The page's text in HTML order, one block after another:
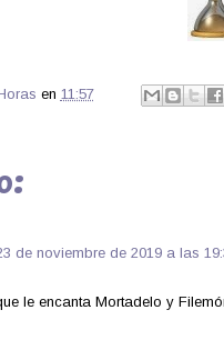
en 11:57
de noviembre de 2019 a las
le encanta Mortadelo y